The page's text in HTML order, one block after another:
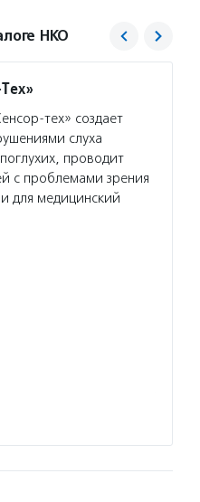
НКО
тех» создает
слуха
проводит
с проблемами зрения
для медицинский